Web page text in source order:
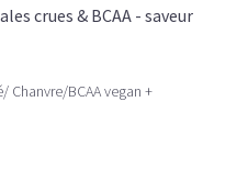
crues & BCAA - saveur
Chanvre/BCAA vegan +